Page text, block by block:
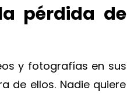
pérdida de
y fotografías en sus
de ellos. Nadie quiere